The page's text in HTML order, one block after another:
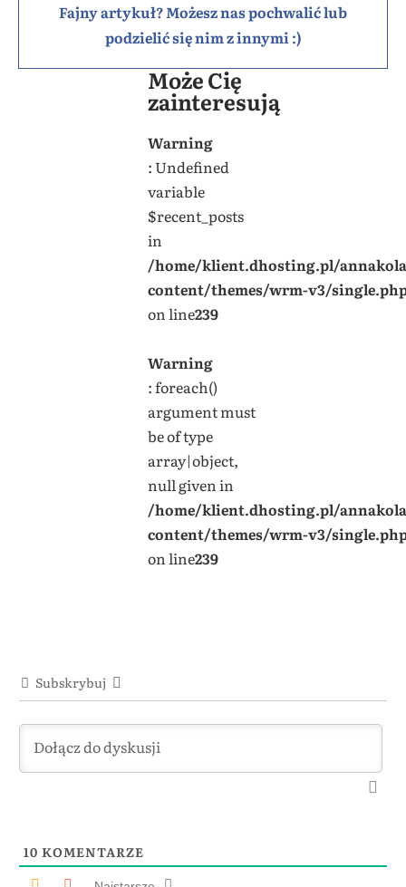
Fajny artykuł? Możesz nas pochwalić lub
podzielić się nim z innymi :)
Może Cię
zainteresują
Warning
: Undefined
variable
$recent_posts
in
/home/klient.dhosting.pl/
content/themes/wrm-v3/
on line239
Warning
: foreach()
argument must
be of type
array|object,
null given in
/home/klient.dhosting.pl/
content/themes/wrm-v3/
on line239
Subskrybuj
10 KOMENTARZE